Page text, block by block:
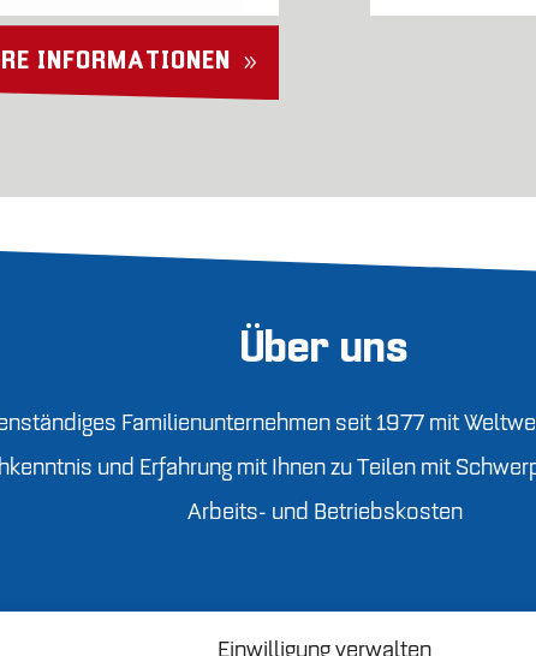
INFORMATIONEN
Über uns
Familienunternehmen seit 1977 mit
und Erfahrung mit Ihnen zu Teilen mit
Arbeits- und Betriebskosten